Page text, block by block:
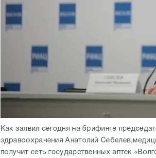
Как заявил сегодня на брифинге
здравоохранения Анатолий
получит сеть государственных аптек